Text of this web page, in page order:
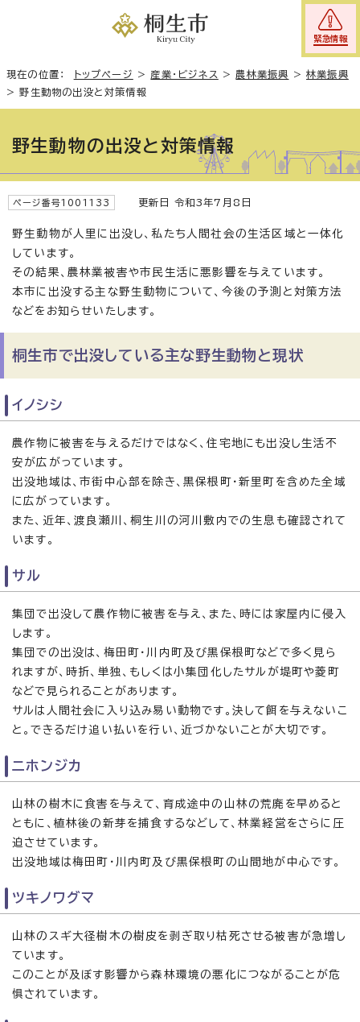
緊急情報
現在の位置： トップページ > 産業・ビジネス > 農林業振興 >林業振興
>野生動物の出没と対策情報
野生動物の出没と対策情報
ページ番号1001133 更新日 令和3年7月8日
野生動物が人里に出没し、私たち人間社会の生活区域と一体化
しています。
その結果、農林業被害や市民生活に悪影響を与えています。
本市に出没する主な野生動物について、今後の予測と対策方法
などをお知らせいたします。
桐生市で出没している主な野生動物と現状
イノシシ
農作物に被害を与えるだけではなく、住宅地にも出没し生活不
安が広がっています。
出没地域は、市街中心部を除き、黒保根町・新里町を含めた全域
に広がっています。
また、近年、渡良瀬川、桐生川の河川敷内での生息も確認されて
います。
サル
集団で出没して農作物に被害を与え、また、時には家屋内に侵入
します。
集団での出没は、梅田町・川内町及び黒保根町などで多く見ら
れますが、時折、単独、もしくは小集団化したサルが堤町や菱町
などで見られることがあります。
サルは人間社会に入り込み易い動物です。決して餌を与えないこ
と。できるだけ追い払いを行い、近づかないことが大切です。
ニホンジカ
山林の樹木に食害を与えて、育成途中の山林の荒廃を早めると
ともに、植林後の新芽を捕食するなどして、林業経営をさらに圧
迫させています。
出没地域は梅田町・川内町及び黒保根町の山間地が中心です。
ツキノワグマ
山林のスギ大径樹木の樹皮を剥ぎ取り枯死させる被害が急増し
ています。
このことが及ぼす影響から森林環境の悪化につながることが危
惧されています。